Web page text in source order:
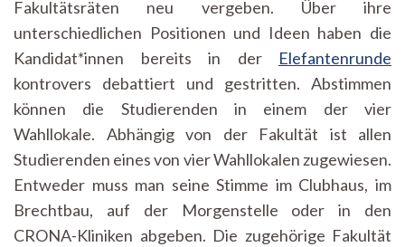
Fakultätsräten neu vergeben. Über ihre
unterschiedlichen Positionen und Ideen haben die
Kandidat*innen bereits in der Elefantenrunde
kontrovers debattiert und gestritten. Abstimmen
können die Studierenden in einem der vier
Wahllokale. Abhängig von der Fakultät ist allen
Studierenden eines von vier Wahllokalen zugewiesen.
Entweder muss man seine Stimme im Clubhaus, im
Brechtbau, auf der Morgenstelle oder in den
CRONA-Kliniken abgeben. Die zugehörige Fakultät